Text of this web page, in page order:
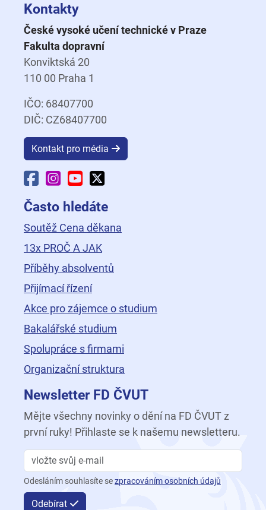
Kontakty
České vysoké učení technické v Praze
Fakulta dopravní
Konviktská 20
110 00 Praha 1
IČO: 68407700
DIČ: CZ68407700
Kontakt pro média
Facebook Fakulty dopravní
Instagram Fakulty dopravní
YouTube Fakulty dopravní
Často hledáte
Soutěž Cena děkana
13x PROČ A JAK
Příběhy absolventů
Přijímací řízení
Akce pro zájemce o studium
Bakalářské studium
Spolupráce s firmami
Organizační struktura
Newsletter FD ČVUT
Mějte všechny novinky o dění na FD ČVUT z
první ruky! Přihlaste se k našemu newsletteru.
Odesláním souhlasíte sezpracováním osobních údajů
Odebírat